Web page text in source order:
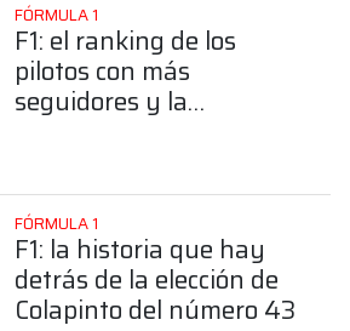
FÓRMULA 1
F1: el ranking de los
pilotos con más
seguidores y la
FÓRMULA 1
F1: la historia que hay
detrás de la elección de
Colapinto del número 43